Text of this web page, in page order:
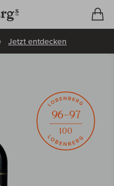
Jetzt entdecken
96–97
100